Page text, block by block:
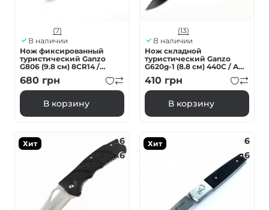
(7)
В наличии
Нож фиксированный
туристический Ganzo
G806 (9.8 см) 8CR14 /
PP+TPR черный с чехлом
680 грн
В корзину
(13)
В наличии
Нож складной
туристический Ganzo
G620g-1 (8.8 см) 440C / ABS
зеленый
410 грн
В корзину
Хит
6
6
Хит
6
6